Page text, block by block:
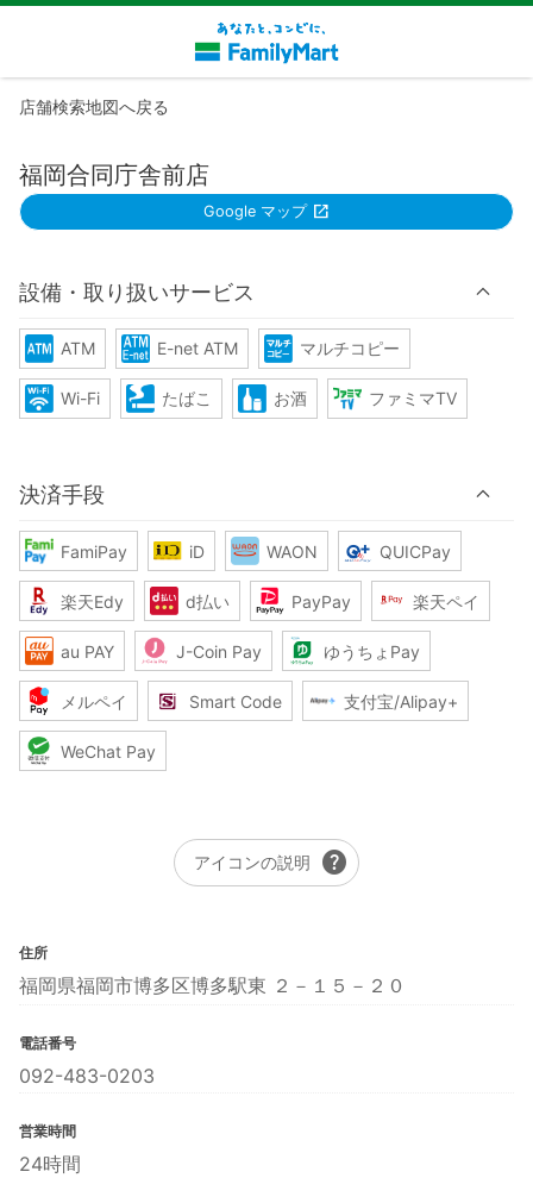
店舗検索地図へ戻る
福岡合同庁舎前店
Google マップ
設備・取り扱いサービス
ATM E-net ATM マルチコピー
Wi-Fi たばこ お酒 ファミマTV
決済手段
FamiPay iD WAON QUICPay
楽天Edy d払い PayPay 楽天ペイ
au PAY J-Coin Pay ゆうちょPay
メルペイ Smart Code 支付宝/Alipay+
WeChat Pay
アイコンの説明 help
住所
福岡県福岡市博多区博多駅東 ２－１５－２０
電話番号
092-483-0203
営業時間
24時間